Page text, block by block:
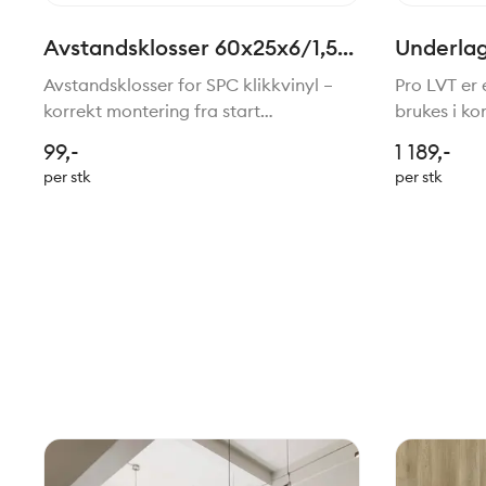
Avstandsklosser 60x25x6/1,5
mm 20 pk for SPC klikkvinyl
Avstandsklosser for SPC klikkvinyl –
korrekt montering fra start
nødvendig monteringsverktøy for
riktig legging av SPC‑gulv. Klossene
99,-
per stk
Pro LVT
brukes i
og egner
høy trafikk
1 189,-
per stk